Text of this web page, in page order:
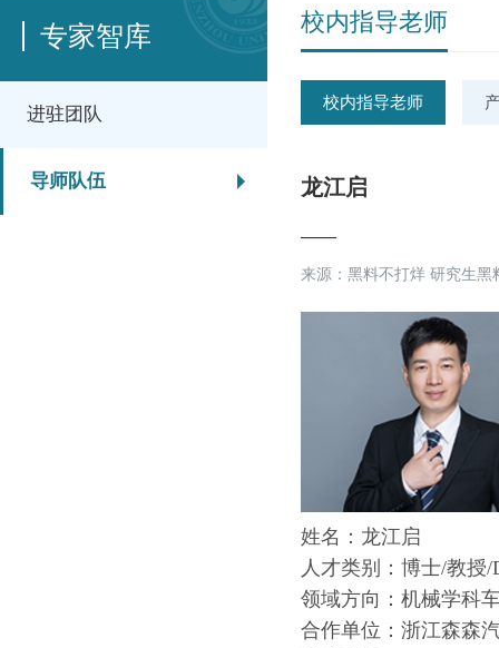
专家智库
进驻团队
导师队伍
校内指导老师
校内指导老师
龙江启
——
来源：黑料不打烊 研究生
姓名：龙江启
人才类别：博士/教授/
领域方向：机械学科
合作单位：浙江森森